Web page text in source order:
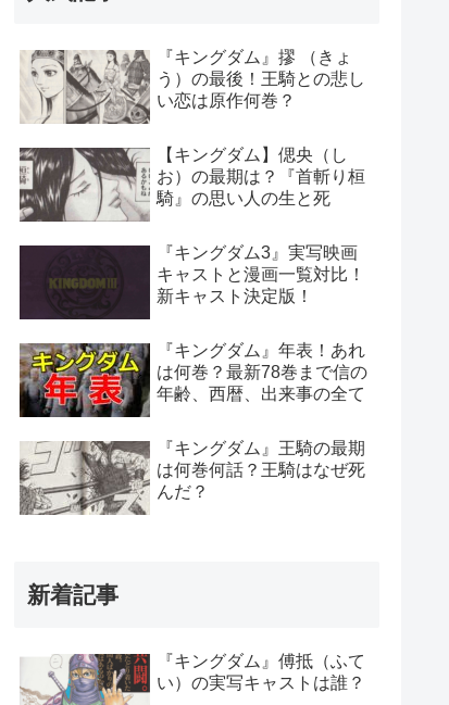
『キングダム』摎 （きょ
う）の最後！王騎との悲し
い恋は原作何巻？
【キングダム】偲央（し
お）の最期は？『首斬り桓
騎』の思い人の生と死
『キングダム3』実写映画
キャストと漫画一覧対比！
新キャスト決定版！
『キングダム』年表！あれ
は何巻？最新78巻まで信の
年齢、西暦、出来事の全て
『キングダム』王騎の最期
は何巻何話？王騎はなぜ死
んだ？
新着記事
『キングダム』傅抵（ふて
い）の実写キャストは誰？